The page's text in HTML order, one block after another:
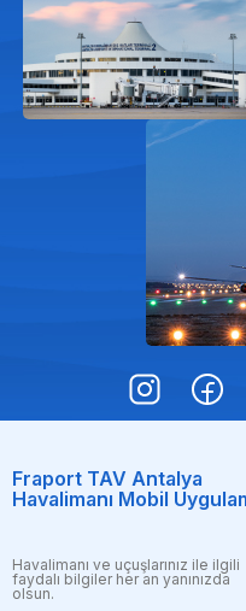
Fraport TAV Antalya
Havalimanı Mobil
Havalimanı ve uçuşlarınız ile ilgili
faydalı bilgiler her an yanınızda
olsun.